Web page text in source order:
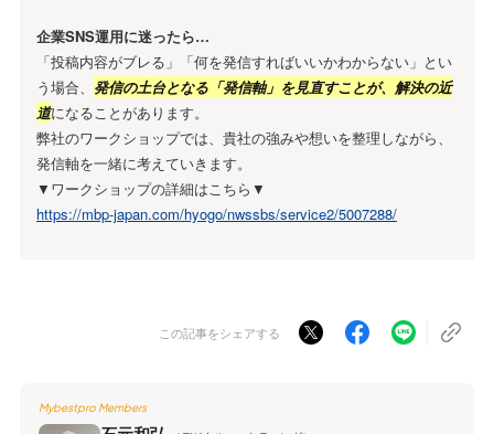
企業SNS運用に迷ったら…
「投稿内容がブレる」「何を発信すればいいかわからない」とい
う場合、 発信の土台となる「発信軸」を見直すことが、解決の近
道になることがあります。
弊社のワークショップでは、貴社の強みや想いを整理しながら、
発信軸を一緒に考えていきます。
▼ワークショップの詳細はこちら▼
https://mbp-japan.com/hyogo/nwssbs/service2/5007288/
この記事をシェアする
Mybestpro Members